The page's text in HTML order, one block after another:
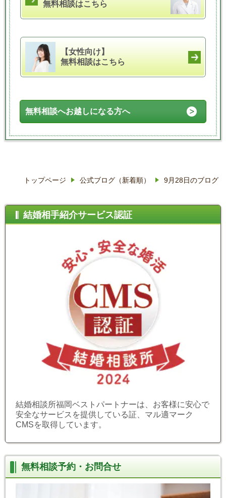
無料相談はこちら
【女性向け】
無料相談はこちら
無料相談へお越しになる方へ
トップページ 公式ブログ（新着順） 9月28日のブログ
結婚相手紹介サービス認証
結婚相談所福岡ベストパートナーは、お客様に安心で
安全なサービスを提供している証、マル適マーク
CMSを取得しています。
無料相談予約・お問合せ